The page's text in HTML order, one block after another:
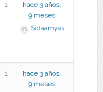
1
hace 3 años,
9 meses
Sidaamyas
1
hace 3 años,
9 meses